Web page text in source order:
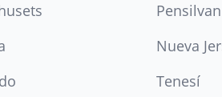
Nueva
Tenesí